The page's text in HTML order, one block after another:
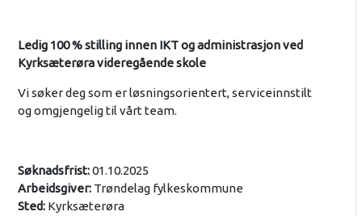
Ledig 100 % stilling innen IKT og administrasjon ved
Kyrksæterøra videregående skole
Vi søker deg som er løsningsorientert, serviceinnstilt
og omgjengelig til vårt team.
Søknadsfrist:01.10.2025
Arbeidsgiver:Trøndelag fylkeskommune
Sted:Kyrksæterøra